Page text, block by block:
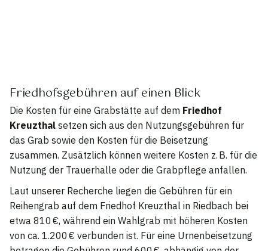
Friedhofsgebühren auf einen Blick
Die Kosten für eine Grabstätte auf dem Friedhof
Kreuzthal setzen sich aus den Nutzungsgebühren für
das Grab sowie den Kosten für die Beisetzung
zusammen. Zusätzlich können weitere Kosten z. B. für die
Nutzung der Trauerhalle oder die Grabpflege anfallen.
Laut unserer Recherche liegen die Gebühren für ein
Reihengrab auf dem Friedhof Kreuzthal in Riedbach bei
etwa 810 €, während ein Wahlgrab mit höheren Kosten
von ca. 1.200 € verbunden ist. Für eine Urnenbeisetzung